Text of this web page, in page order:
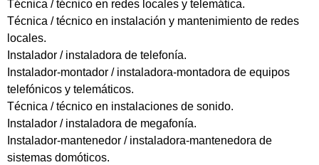
Técnica / técnico en redes locales y telemática.
Técnica / técnico en instalación y mantenimiento de redes
locales.
Instalador / instaladora de telefonía.
Instalador-montador / instaladora-montadora de equipos
telefónicos y telemáticos.
Técnica / técnico en instalaciones de sonido.
Instalador / instaladora de megafonía.
Instalador-mantenedor / instaladora-mantenedora de
sistemas domóticos.